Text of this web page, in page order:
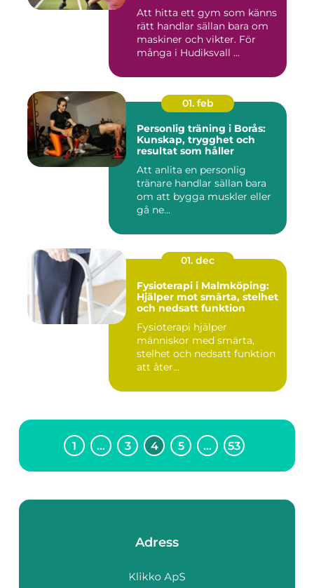
Att hitta ett gym som känns
rätt handlar sällan bara om
maskiner och vikter. För
många i Hudiksvall ...
01. feb
Personlig träning i Borås:
Kunskap, trygghet och
resultat som håller
Att anlita en personlig
tränare handlar sällan bara
om att bygga muskler eller
gå ne...
01. dec
Fysioterapi i Malmköping:
Hjälper mot smärta, stelhet
och nedsatt funktion
Fysioterapi hjälper
människor med smärta,
stelhet och nedsatt funktion
att åter...
1 … 3 4 5 … 53
Adress